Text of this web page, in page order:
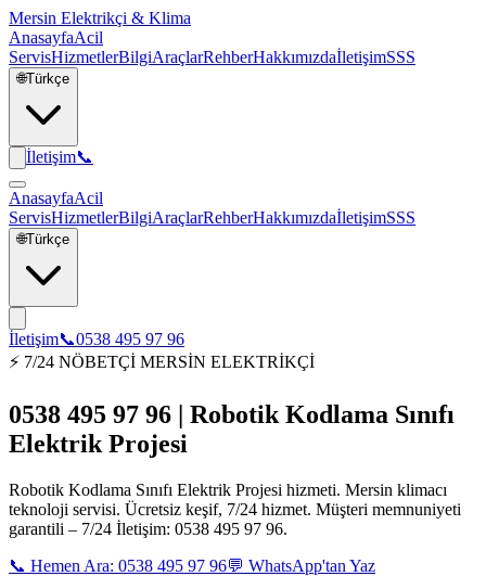
Mersin Elektrikçi & Klima
AnasayfaAcil
ServisHizmetlerBilgiAraçlarRehberHakkımızdaİletişimSSS
🌐Türkçe
İletişim📞
AnasayfaAcil
ServisHizmetlerBilgiAraçlarRehberHakkımızdaİletişimSSS
🌐Türkçe
İletişim📞0538 495 97 96
⚡ 7/24 NÖBETÇİ MERSİN ELEKTRİKÇİ
0538 495 97 96 | Robotik Kodlama Sınıfı
Elektrik Projesi
Robotik Kodlama Sınıfı Elektrik Projesi hizmeti. Mersin klimacı
teknoloji servisi. Ücretsiz keşif, 7/24 hizmet. Müşteri memnuniyeti
garantili – 7/24 İletişim: 0538 495 97 96.
📞 Hemen Ara: 0538 495 97 96💬 WhatsApp'tan Yaz